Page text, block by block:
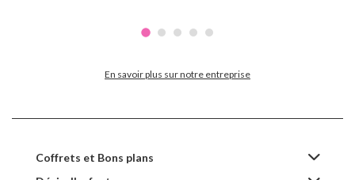
En savoir plus sur notre entreprise
Coffrets et Bons plans